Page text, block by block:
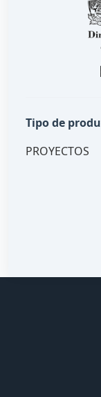
Tipo de
PROYECTOS